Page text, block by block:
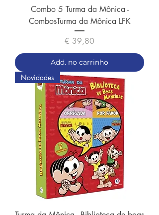
Combo 5 Turma da Mônica -
CombosTurma da Mônica LFK
Preço
€ 39,80
Add. no carrinho
Novidades